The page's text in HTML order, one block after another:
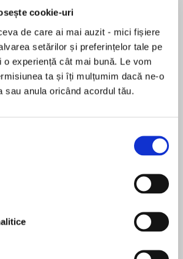
cookie-uri
de care ai mai auzit - mici fișiere
setărilor și preferințelor tale pe
o experiență cât mai bună. Le vom
ta și îți mulțumim dacă ne-o
sau anula oricând acordul tău.
of Discworld novels starring
Tiffany Aching.
to-be Tiffany Aching must
she has some very unusual
Mac Feegle—aka the Wee
six-inch-high blue men.
carte
is the acclaimed
revered Discworld series. In